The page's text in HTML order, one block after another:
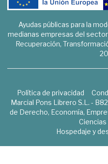
Ayudas públicas para la
medianas empresas del
Recuperación,
Política de privacidad
Marcial Pons Librero S.L. -
de Derecho, Economía,
Ciencias
Hospedaje y